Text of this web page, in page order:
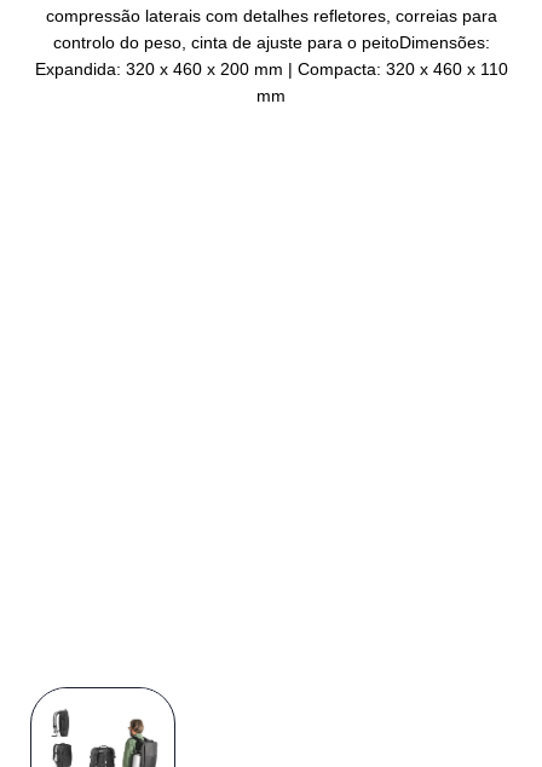
compressão laterais com detalhes refletores, correias para
controlo do peso, cinta de ajuste para o peitoDimensões:
Expandida: 320 x 460 x 200 mm | Compacta: 320 x 460 x 110
mm